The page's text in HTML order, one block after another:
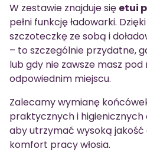
W zestawie znajduje się etui
pełni funkcję ładowarki.
szczoteczkę ze sobą i
– to szczególnie przydatne,
lub gdy nie zawsze masz
odpowiednim miejscu.
Zalecamy wymianę
praktycznych i higienicznych
aby utrzymać wysoką jakość
komfort pracy włosia.